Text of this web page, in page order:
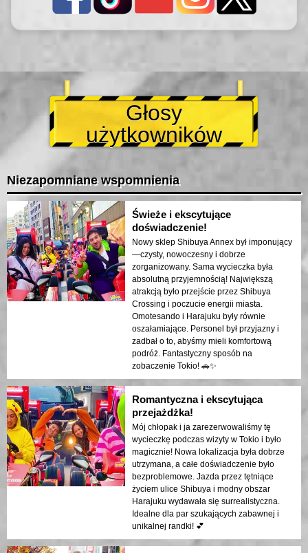
Głosy
użytkowników
Niezapomniane wspomnienia
Świeże i ekscytujące
doświadczenie!
Nowy sklep Shibuya Annex był imponujący
—czysty, nowoczesny i dobrze
zorganizowany. Sama wycieczka była
absolutną przyjemnością! Największą
atrakcją było przejście przez Shibuya
Crossing i poczucie energii miasta.
Omotesando i Harajuku były równie
oszałamiające. Personel był przyjazny i
zadbał o to, abyśmy mieli komfortową
podróż. Fantastyczny sposób na
zobaczenie Tokio! 🚗✨
Romantyczna i ekscytująca
przejażdżka!
Mój chłopak i ja zarezerwowaliśmy tę
wycieczkę podczas wizyty w Tokio i było
magicznie! Nowa lokalizacja była dobrze
utrzymana, a całe doświadczenie było
bezproblemowe. Jazda przez tętniące
życiem ulice Shibuya i modny obszar
Harajuku wydawała się surrealistyczna.
Idealne dla par szukających zabawnej i
unikalnej randki! 💕